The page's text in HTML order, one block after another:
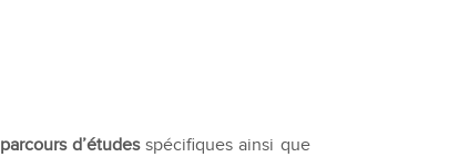
parcours d’étudesspécifiques ainsi que